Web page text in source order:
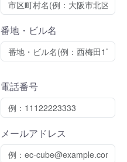
番地・ビル名
電話番号
メールアドレス